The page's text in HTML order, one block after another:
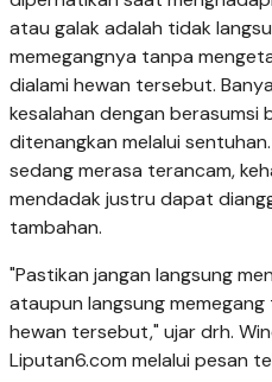
atau galak adalah tidak
memegangnya tanpa
dialami hewan tersebut.
kesalahan dengan berasumsi
ditenangkan melalui
sedang merasa terancam,
mendadak justru dapat
tambahan.
"Pastikan jangan langsung
ataupun langsung
hewan tersebut," ujar drh.
Liputan6.com melalui pesan